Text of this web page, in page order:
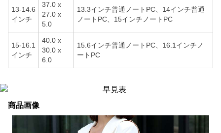
13-14.6
インチ
37.0 x
27.0 x
5.0
13.3インチ普通ノートPC、14インチ普通
ノートPC、15インチノートPC
15-16.1
インチ
40.0 x
30.0 x
6.0
15.6インチ普通ノートPC、16.1インチノ
ートPC
商品画像